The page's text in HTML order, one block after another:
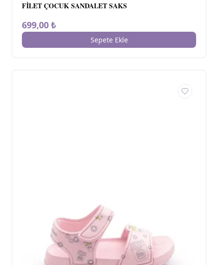
FİLET ÇOCUK SANDALET SAKS
699,00 ₺
Sepete Ekle